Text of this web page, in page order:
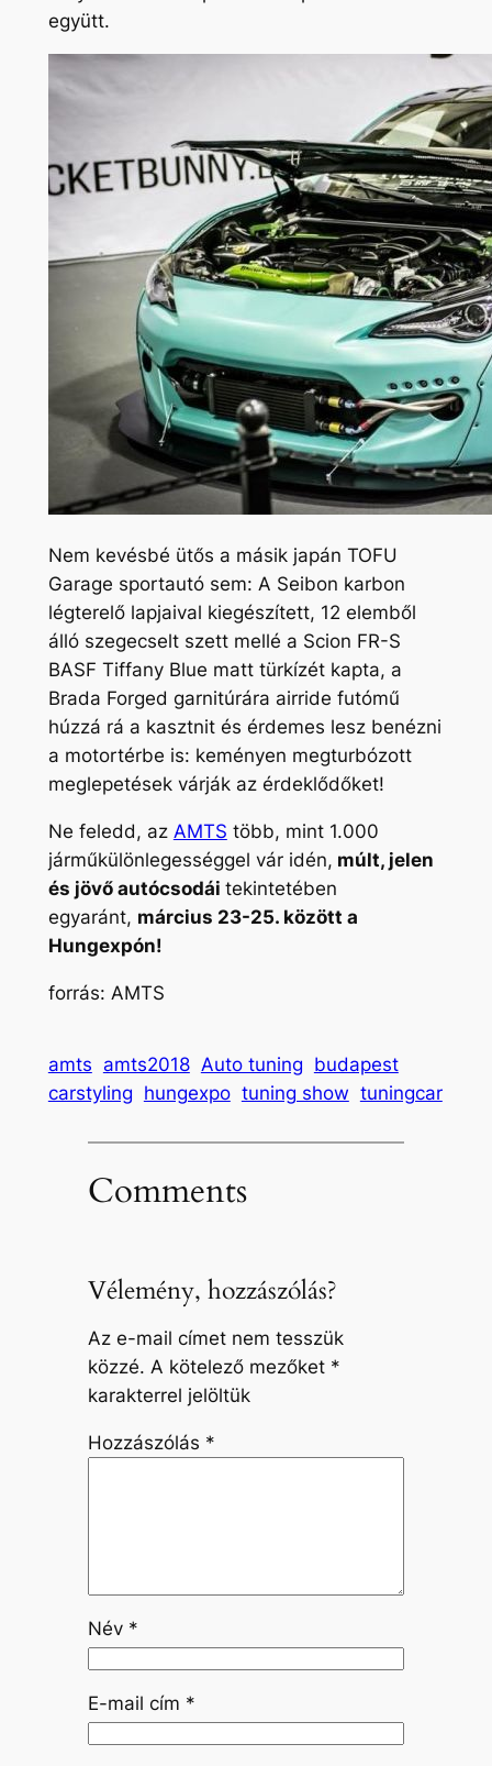
együtt.
Nem kevésbé ütős a másik japán TOFU
Garage sportautó sem: A Seibon karbon
légterelő lapjaival kiegészített, 12 elemből
álló szegecselt szett mellé a Scion FR-S
BASF Tiffany Blue matt türkízét kapta, a
Brada Forged garnitúrára airride futómű
húzzá rá a kasztnit és érdemes lesz benézni
a motortérbe is: keményen megturbózott
meglepetések várják az érdeklődőket!
Ne feledd, az AMTS több, mint 1.000
járműkülönlegességgel vár idén, múlt, jelen
és jövő autócsodái tekintetében
egyaránt, március 23-25. között a
Hungexpón!
forrás: AMTS
amts amts2018 Auto tuning budapest
carstyling hungexpo tuning show tuningcar
Comments
Vélemény, hozzászólás?
Az e-mail címet nem tesszük
közzé. A kötelező mezőket *
karakterrel jelöltük
Hozzászólás *
Név *
E-mail cím *